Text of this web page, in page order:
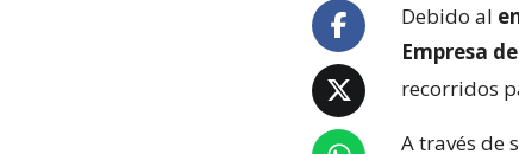
Debido al
Empresa
recorridos
A través de